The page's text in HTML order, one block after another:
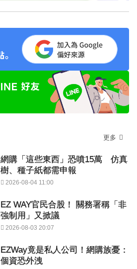
更多
網購「這些東西」恐噴15萬 仿真
樹、種子紙都需申報
2026-08-04 11:00
EZ WAY官民合股！ 關務署稱「非
強制用」又掀議
2026-08-03 20:07
EZWay竟是私人公司！網購族憂：
個資恐外洩